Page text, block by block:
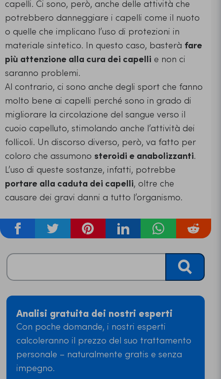
capelli. Ci sono, però, anche delle attività che
potrebbero danneggiare i capelli come il nuoto
o quelle che implicano l’uso di protezioni in
materiale sintetico. In questo caso, basterà fare
più attenzione alla cura dei capelli e non ci
saranno problemi.
Al contrario, ci sono anche degli sport che fanno
molto bene ai capelli perché sono in grado di
migliorare la circolazione del sangue verso il
cuoio capelluto, stimolando anche l’attività dei
follicoli. Un discorso diverso, però, va fatto per
coloro che assumono steroidi e anabolizzanti.
L’uso di queste sostanze, infatti, potrebbe
portare alla caduta dei capelli, oltre che
causare dei gravi danni a tutto l’organismo.
Analisi gratuita dei nostri esperti
Con poche domande, i nostri esperti
calcoleranno il prezzo del suo trattamento
personale – naturalmente gratis e senza
impegno.